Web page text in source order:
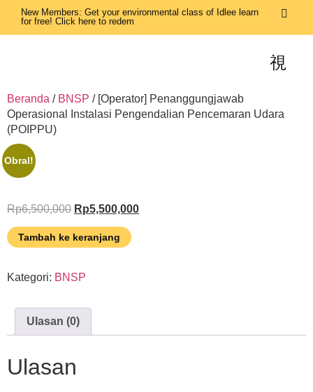
New Members: Get your environmental class of Idlee learn
for free! Click here to redem
Beranda / BNSP / [Operator] Penanggungjawab
Operasional Instalasi Pengendalian Pencemaran Udara
(POIPPU)
Obral!
Rp6,500,000 Rp5,500,000
Tambah ke keranjang
Kategori: BNSP
Ulasan (0)
Ulasan